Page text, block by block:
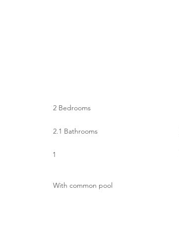
2 Bedrooms
2.1 Bathrooms
1
With common pool